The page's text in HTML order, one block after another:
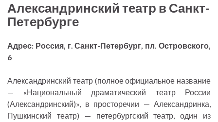
Александринский театр в Санкт-
Петербурге
Адрес: Россия, г. Санкт-Петербург, пл. Островского,
6
Александринский театр (полное официальное название
— «Национальный драматический театр России
(Александринский)», в просторечии — Александринка,
Пушкинский театр) — петербургский театр, один из